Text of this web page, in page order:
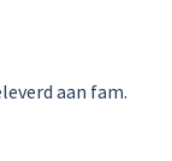
aan fam.